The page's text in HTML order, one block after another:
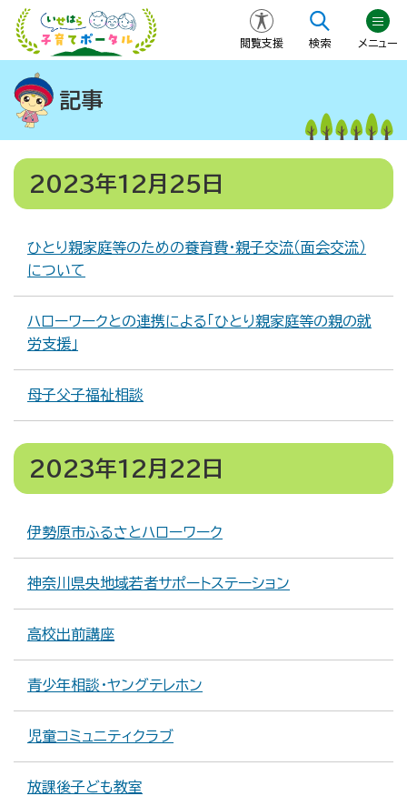
閲覧支援 検索 メニュー
記事
2023年12月25日
ひとり親家庭等のための養育費・親子交流（面会交流）
について
ハローワークとの連携による「ひとり親家庭等の親の就
労支援」
母子父子福祉相談
2023年12月22日
伊勢原市ふるさとハローワーク
神奈川県央地域若者サポートステーション
高校出前講座
青少年相談・ヤングテレホン
児童コミュニティクラブ
放課後子ども教室